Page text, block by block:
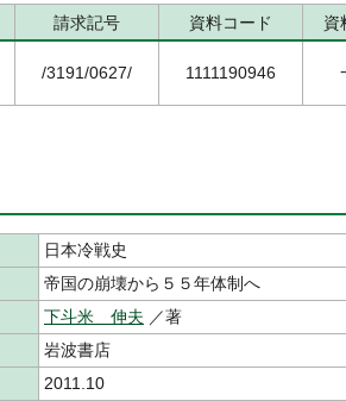
請求記号 資料コード 資
/3191/0627/ 1111190946
日本冷戦史
帝国の崩壊から５５年体制へ
下斗米 伸夫 ／著
岩波書店
2011.10